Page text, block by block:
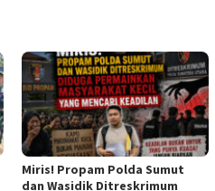
Miris! Propam Polda Sumut
dan Wasidik Ditreskrimum